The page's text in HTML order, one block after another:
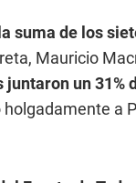
suma de los
Mauricio
juntaron un 31%
a